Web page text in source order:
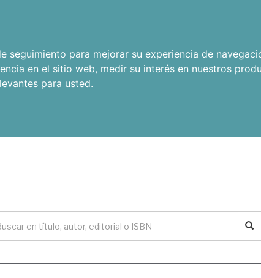
para mejorar su experiencia de
en el sitio web, medir su interés en nuestros
para usted.